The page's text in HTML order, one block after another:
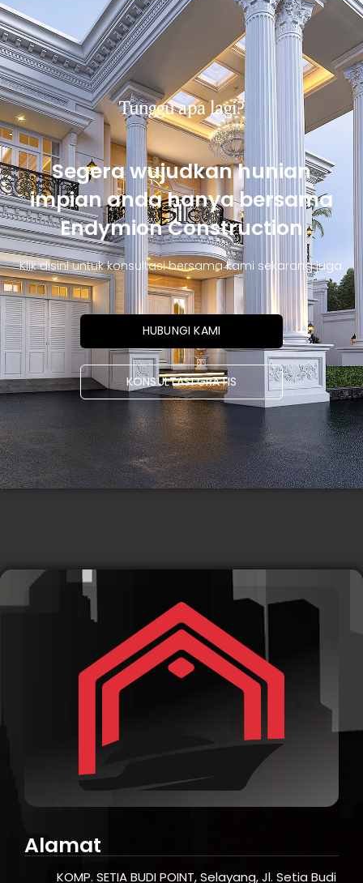
Tunggu apa lagi?
Segera wujudkan hunian
impian anda hanya bersama
Endymion Construction
Klik disini untuk konsultasi bersama kami sekarang juga.
HUBUNGI KAMI
KONSULTASI GRATIS
Alamat
KOMP. SETIA BUDI POINT, Selayang, Jl. Setia Budi